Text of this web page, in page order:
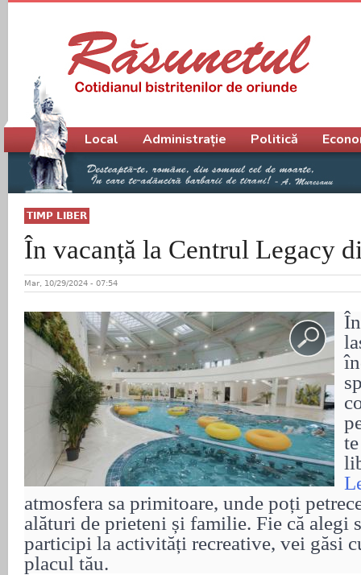
TIMP LIBER
În vacanță la Centrul Legacy
Mar, 10/29/2024 - 07:54
atmosfera sa primitoare, unde poți
alături de prieteni și familie. Fie că alegi
participi la activități recreative, vei găsi
placul tău.
Meniu principal
Local Administrație Politică